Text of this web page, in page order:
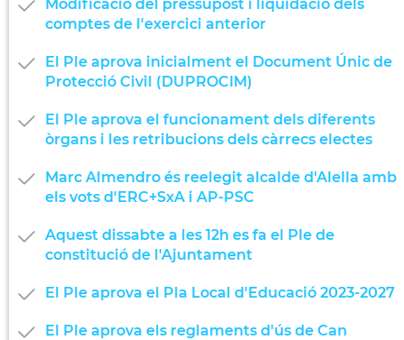
Modificació del pressupost i liquidació dels
comptes de l'exercici anterior
El Ple aprova inicialment el Document Únic de
Protecció Civil (DUPROCIM)
El Ple aprova el funcionament dels diferents
òrgans i les retribucions dels càrrecs electes
Marc Almendro és reelegit alcalde d'Alella amb
els vots d'ERC+SxA i AP-PSC
Aquest dissabte a les 12h es fa el Ple de
constitució de l'Ajuntament
El Ple aprova el Pla Local d'Educació 2023-2027
El Ple aprova els reglaments d'ús de Can